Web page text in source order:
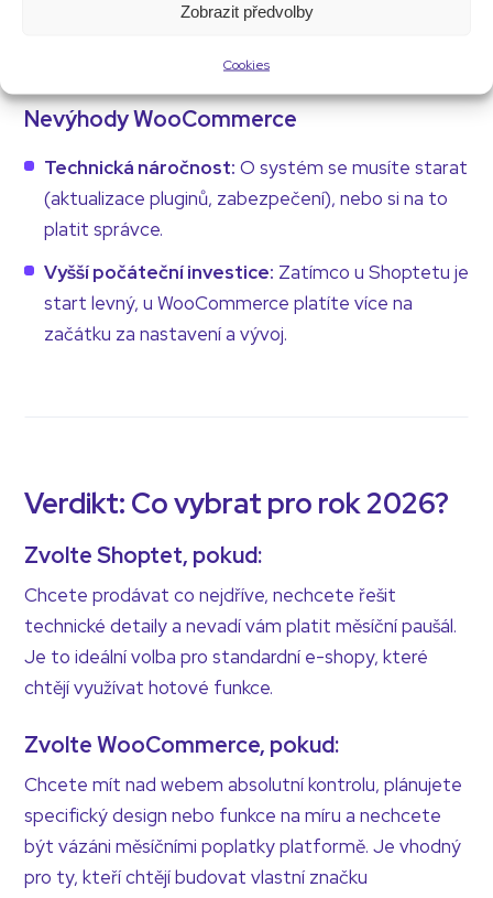
Zobrazit předvolby
Cookies
prakticky cokoliv. Od jednoduchého obchůdku po
Nevýhody WooCommerce
Technická náročnost: O systém se musíte starat
(aktualizace pluginů, zabezpečení), nebo si na to
platit správce.
Vyšší počáteční investice: Zatímco u Shoptetu je
start levný, u WooCommerce platíte více na
začátku za nastavení a vývoj.
Verdikt: Co vybrat pro rok 2026?
Zvolte Shoptet, pokud:
Chcete prodávat co nejdříve, nechcete řešit
technické detaily a nevadí vám platit měsíční paušál.
Je to ideální volba pro standardní e-shopy, které
chtějí využívat hotové funkce.
Zvolte WooCommerce, pokud:
Chcete mít nad webem absolutní kontrolu, plánujete
specifický design nebo funkce na míru a nechcete
být vázáni měsíčními poplatky platformě. Je vhodný
pro ty, kteří chtějí budovat vlastní značku